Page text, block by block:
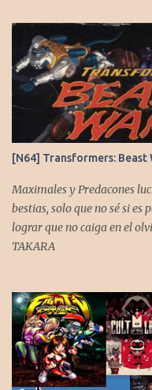
r
i
o
s
[N64] Transformers: Beast
Maximales y Predacones
bestias, solo que no sé si
lograr que no caiga en el
TAKARA